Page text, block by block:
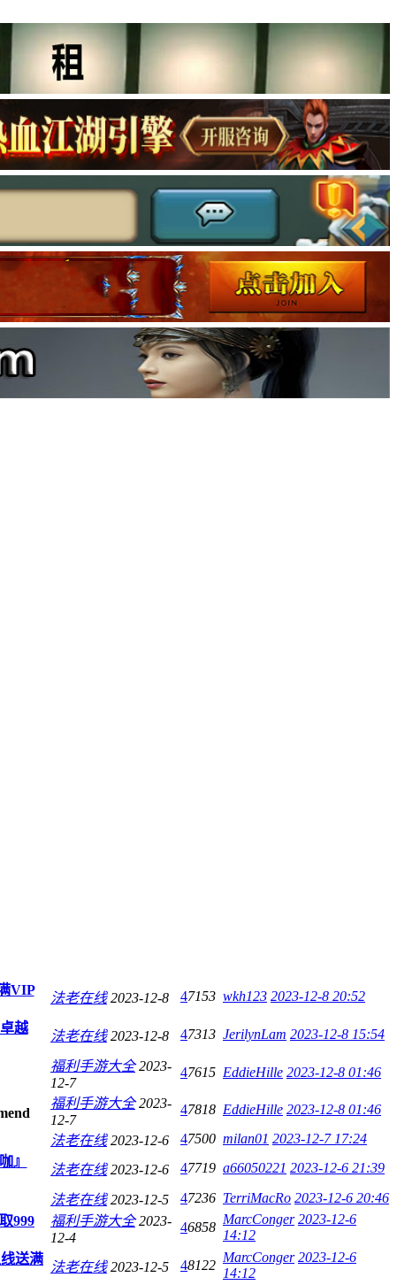
VIP
法老在线 2023-12-8 47153 wkh123 2023-12-8 20:52
越
法老在线 2023-12-8 47313 JerilynLam 2023-12-8 15:54
福利手游大全 2023-
12-7
47615 EddieHille 2023-12-8 01:46
福利手游大全 2023-
12-7
47818 EddieHille 2023-12-8 01:46
法老在线 2023-12-6 47500 milan01 2023-12-7 17:24
』
法老在线 2023-12-6 47719 a66050221 2023-12-6 21:39
法老在线 2023-12-5 47236 TerriMacRo 2023-12-6 20:46
999 福利手游大全 2023-
12-4
46858
MarcConger 2023-12-6
14:12
送满
法老在线 2023-12-5 48122
MarcConger 2023-12-6
14:12